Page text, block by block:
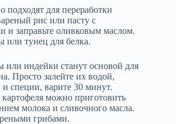
подходят для переработки
рис или пасту с
и заправьте оливковым маслом.
тунец для белка.
или индейки станут основой для
Просто залейте их водой,
и специи, варите 30 минут.
картофеля можно приготовить
молока и сливочного масла.
грибами.